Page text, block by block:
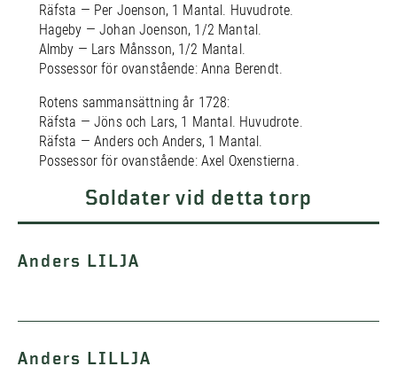
Räfsta — Per Joenson, 1 Mantal. Huvudrote.
Hageby — Johan Joenson, 1/2 Mantal.
Almby — Lars Månsson, 1/2 Mantal.
Possessor för ovanstående: Anna Berendt.
Rotens sammansättning år 1728:
Räfsta — Jöns och Lars, 1 Mantal. Huvudrote.
Räfsta — Anders och Anders, 1 Mantal.
Possessor för ovanstående: Axel Oxenstierna.
Soldater vid detta torp
Anders LILJA
Anders LILLJA